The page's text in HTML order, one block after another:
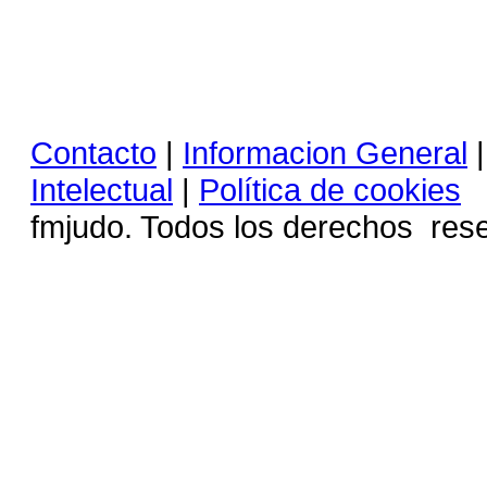
Contacto | Informacion General
Intelectual | Política de cookies
fmjudo. Todos los derechos